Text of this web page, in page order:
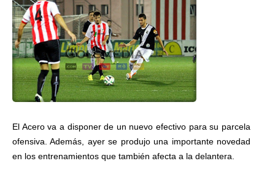
El Acero va a disponer de un nuevo efectivo para su parcela
ofensiva. Además, ayer se produjo una importante novedad
en los entrenamientos que también afecta a la delantera.